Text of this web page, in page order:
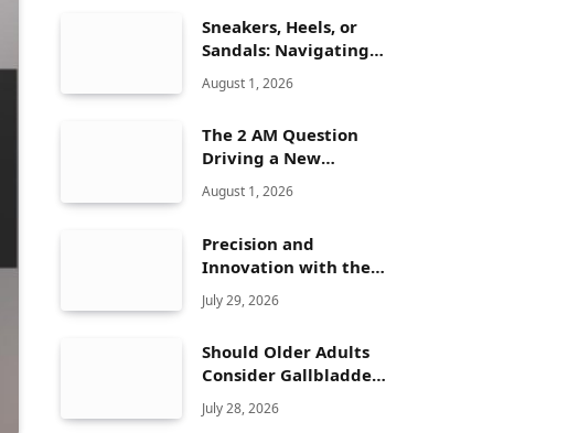
Sneakers, Heels, or
Sandals: Navigating
ALDO’s Women’s Shoe
Range
August 1, 2026
The 2 AM Question
Driving a New
Generation of AI
Healthcare Solutions
August 1, 2026
Precision and
Innovation with the
Elegoo Mars 5 Ultra
July 29, 2026
Should Older Adults
Consider Gallbladder
Polyps Removal More
Seriously?
July 28, 2026